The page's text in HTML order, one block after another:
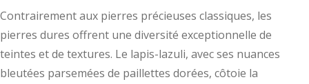
Contrairement aux pierres précieuses classiques, les
pierres dures offrent une diversité exceptionnelle de
teintes et de textures. Le lapis-lazuli, avec ses nuances
bleutées parsemées de paillettes dorées, côtoie la